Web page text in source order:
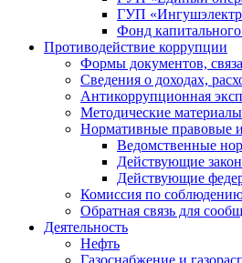
ГУП
Фонд
Противодействие коррупции
Формы документов,
Сведения о доходах,
Антикоррупционная
Методические материалы
Нормативные правовые
Ведомственные
Действующие
Действующие
Комиссия по
Обратная связь для
Деятельность
Нефть
Газоснабжение и